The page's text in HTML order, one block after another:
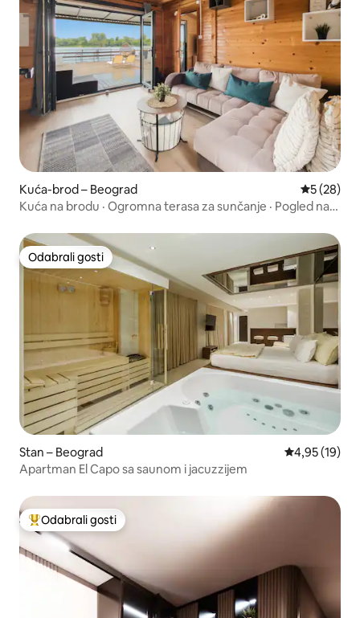
Kuća-brod – Beograd Prosječna
5 (28)
Kuća na brodu · Ogromna terasa za sunčanje · Pogled na
Odabrali gosti
Odabrali gosti
Stan – Beograd Prosječna
4,95 (19)
Apartman El Capo sa saunom i jacuzzijem
Među najviše rangiranima s oznakom „Odabrali gosti”
Odabrali gosti